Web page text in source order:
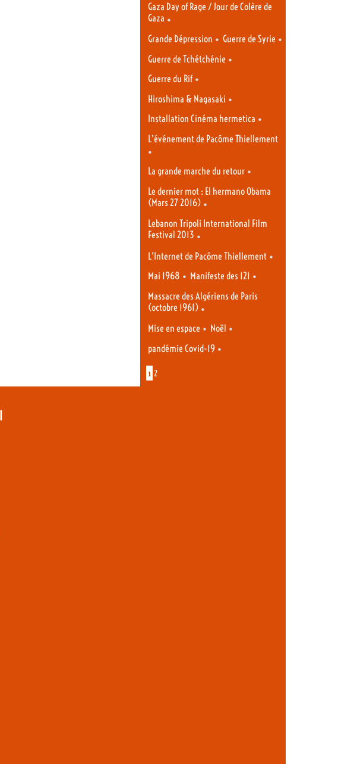
Gaza Day of Rage / Jour de Colère de
Gaza •
Grande Dépression • Guerre de Syrie •
Guerre de Tchétchénie •
Guerre du Rif •
Hiroshima & Nagasaki •
Installation Cinéma hermetica •
L’événement de Pacôme Thiellement
•
La grande marche du retour •
Le dernier mot : El hermano Obama
(Mars 27 2016) •
Lebanon Tripoli International Film
Festival 2013 •
L’Internet de Pacôme Thiellement •
Mai 1968 • Manifeste des 121 •
Massacre des Algériens de Paris
(octobre 1961) •
Mise en espace • Noël •
pandémie Covid-19 •
1 2